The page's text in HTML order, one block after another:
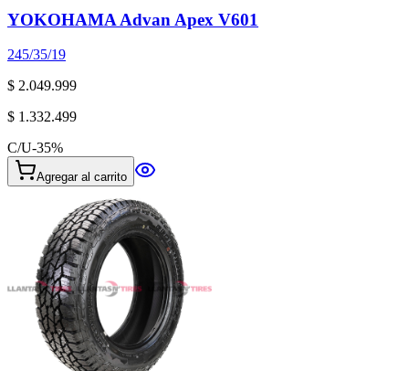
YOKOHAMA Advan Apex V601
245/35/19
$ 2.049.999
$ 1.332.499
C/U-35%
Agregar al carrito